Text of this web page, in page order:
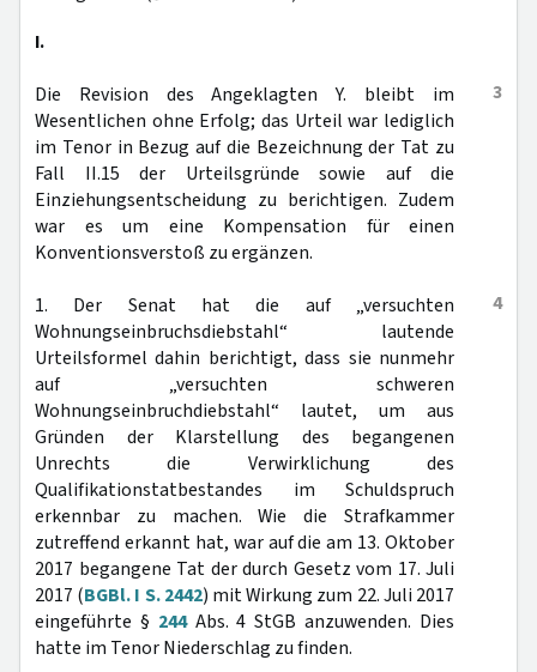
I.
3
Die Revision des Angeklagten Y. bleibt im
Wesentlichen ohne Erfolg; das Urteil war lediglich
im Tenor in Bezug auf die Bezeichnung der Tat zu
Fall II.15 der Urteilsgründe sowie auf die
Einziehungsentscheidung zu berichtigen. Zudem
war es um eine Kompensation für einen
Konventionsverstoß zu ergänzen.
4
1. Der Senat hat die auf „versuchten
Wohnungseinbruchsdiebstahl“ lautende
Urteilsformel dahin berichtigt, dass sie nunmehr
auf „versuchten schweren
Wohnungseinbruchdiebstahl“ lautet, um aus
Gründen der Klarstellung des begangenen
Unrechts die Verwirklichung des
Qualifikationstatbestandes im Schuldspruch
erkennbar zu machen. Wie die Strafkammer
zutreffend erkannt hat, war auf die am 13. Oktober
2017 begangene Tat der durch Gesetz vom 17. Juli
2017 (BGBl. I S. 2442) mit Wirkung zum 22. Juli 2017
eingeführte § 244Abs. 4 StGB anzuwenden. Dies
hatte im Tenor Niederschlag zu finden.